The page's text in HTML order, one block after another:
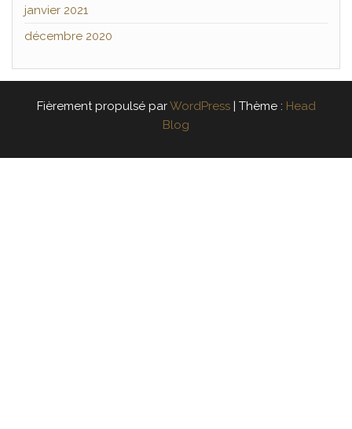
janvier 2021
décembre 2020
Fièrement propulsé parWordPress | Thème : Head
Blog